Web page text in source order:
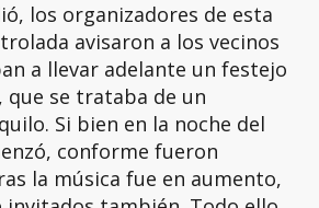
los organizadores de esta
avisaron a los vecinos
a llevar adelante un festejo
que se trataba de un
Si bien en la noche del
conforme fueron
la música fue en aumento,